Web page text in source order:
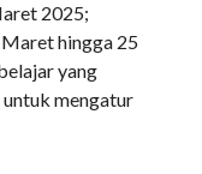
2025;
hingga 25
yang
mengatur